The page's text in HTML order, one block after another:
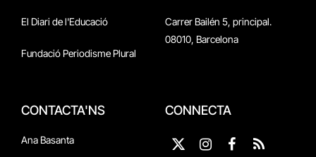
El Diari de l'Educació
Fundació Periodisme Plural
Carrer Bailén 5, principal.
08010, Barcelona
CONTACTA'NS
Ana Basanta
CONNECTA
X
InstagramFacebook
RSS